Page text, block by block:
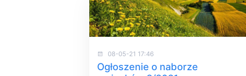
08-05-21 17:46
Ogłoszenie o naborze